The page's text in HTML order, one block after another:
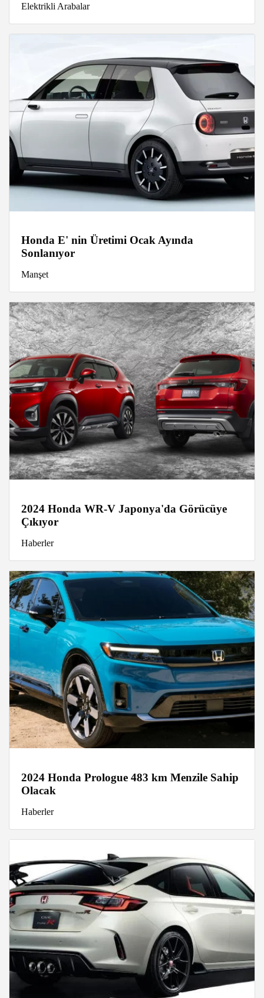
Elektrikli Arabalar
Honda E' nin Üretimi Ocak Ayında
Sonlanıyor
Manşet
2024 Honda WR-V Japonya'da Görücüye
Çıkıyor
Haberler
2024 Honda Prologue 483 km Menzile Sahip
Olacak
Haberler